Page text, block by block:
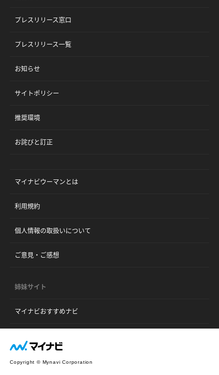
プレスリリース窓口
プレスリリース一覧
お知らせ
サイトポリシー
推奨環境
お詫びと訂正
マイナビウーマンとは
利用規約
個人情報の取扱いについて
ご意見・ご感想
姉妹サイト
マイナビおすすめナビ
Copyright © Mynavi Corporation